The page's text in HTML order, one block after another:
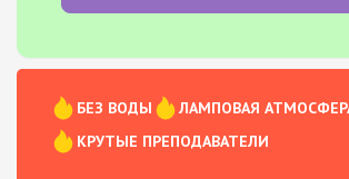
БЕЗ ВОДЫ
ЛАМПОВАЯ
КРУТЫЕ ПРЕПОДАВАТЕЛИ